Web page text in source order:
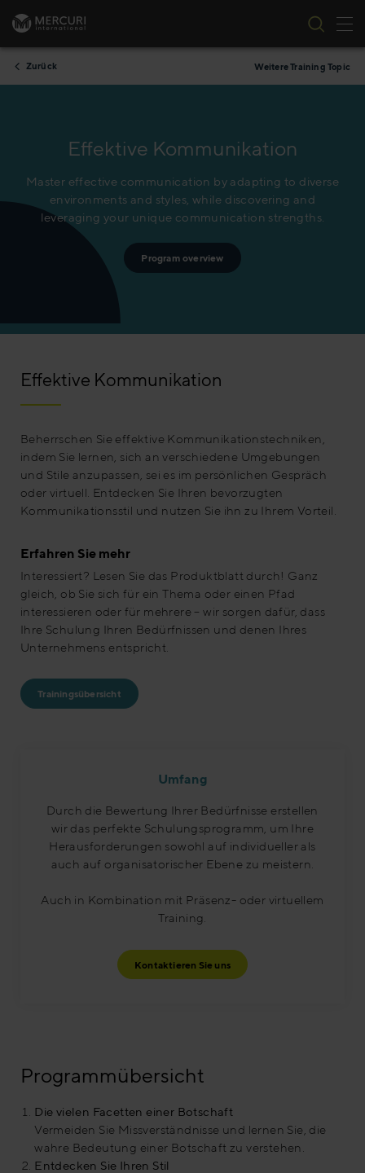
Zum Inhalt springen
Zurück Weitere Training Topic
Effektive Kommunikation
Master effective communication by adapting to diverse
environments and styles, while discovering and
leveraging your unique communication strengths.
Program overview
Effektive Kommunikation
Beherrschen Sie effektive Kommunikationstechniken,
indem Sie lernen, sich an verschiedene Umgebungen
und Stile anzupassen, sei es im persönlichen Gespräch
oder virtuell. Entdecken Sie Ihren bevorzugten
Kommunikationsstil und nutzen Sie ihn zu Ihrem Vorteil.
Erfahren Sie mehr
Interessiert? Lesen Sie das Produktblatt durch! Ganz
gleich, ob Sie sich für ein Thema oder einen Pfad
interessieren oder für mehrere – wir sorgen dafür, dass
Ihre Schulung Ihren Bedürfnissen und denen Ihres
Unternehmens entspricht.
Trainingsübersicht
Umfang
Durch die Bewertung Ihrer Bedürfnisse erstellen
wir das perfekte Schulungsprogramm, um Ihre
Herausforderungen sowohl auf individueller als
auch auf organisatorischer Ebene zu meistern.
Auch in Kombination mit Präsenz- oder virtuellem
Training.
Kontaktieren Sie uns
Programmübersicht
Die vielen Facetten einer Botschaft
Vermeiden Sie Missverständnisse und lernen Sie, die
wahre Bedeutung einer Botschaft zu verstehen.
Entdecken Sie Ihren Stil